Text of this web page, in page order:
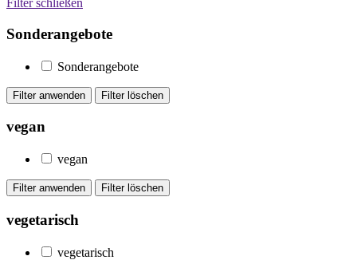
Filter schließen
Sonderangebote
Sonderangebote
vegan
vegan
vegetarisch
vegetarisch